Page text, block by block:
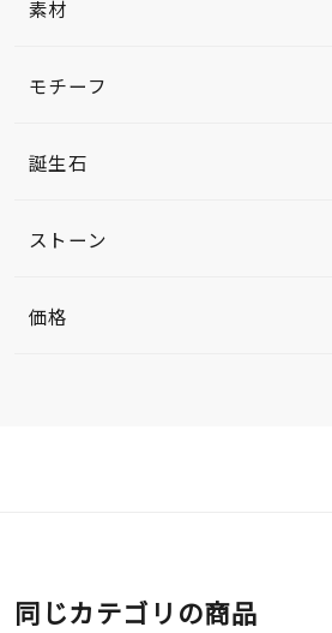
素材
モチーフ
誕生石
ストーン
価格
同じカテゴリの商品